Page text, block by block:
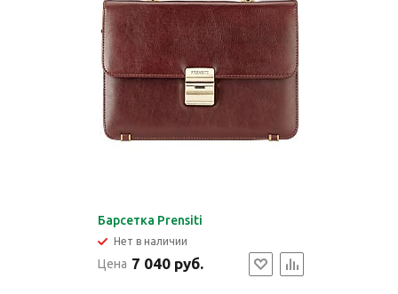
Барсетка Prensiti
Нет в наличии
Цена 7 040 руб.